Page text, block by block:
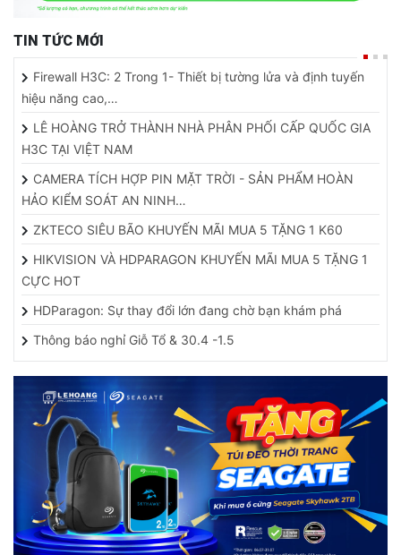
TIN TỨC MỚI
hiệu năng cao,…
LÊ HOÀNG TRỞ THÀNH NHÀ PHÂN PHỐI CẤP QUỐC GIA
H3C TẠI VIỆT NAM
CAMERA TÍCH HỢP PIN MẶT TRỜI - SẢN PHẨM HOÀN
HẢO KIỂM SOÁT AN NINH…
ZKTECO SIÊU BÃO KHUYẾN MÃI MUA 5 TẶNG 1 K60
HIKVISION VÀ HDPARAGON KHUYẾN MÃI MUA 5 TẶNG 1
CỰC HOT
HDParagon: Sự thay đổi lớn đang chờ bạn khám phá
Thông báo nghỉ Giỗ Tổ & 30.4 -1.5